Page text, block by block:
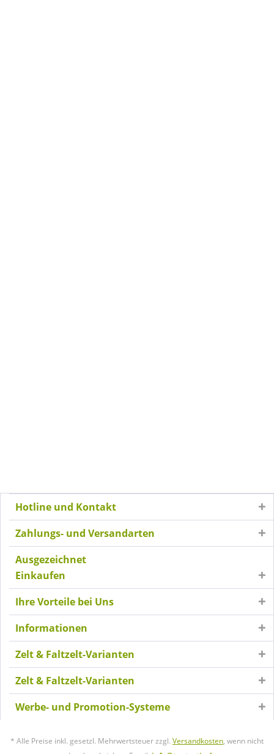
Hotline und Kontakt
Zahlungs- und Versandarten
Ausgezeichnet
Einkaufen
Ihre Vorteile bei Uns
Informationen
Zelt & Faltzelt-Varianten
Zelt & Faltzelt-Varianten
Werbe- und Promotion-Systeme
* Alle Preise inkl. gesetzl. Mehrwertsteuer zzgl. Versandkosten, wenn nicht